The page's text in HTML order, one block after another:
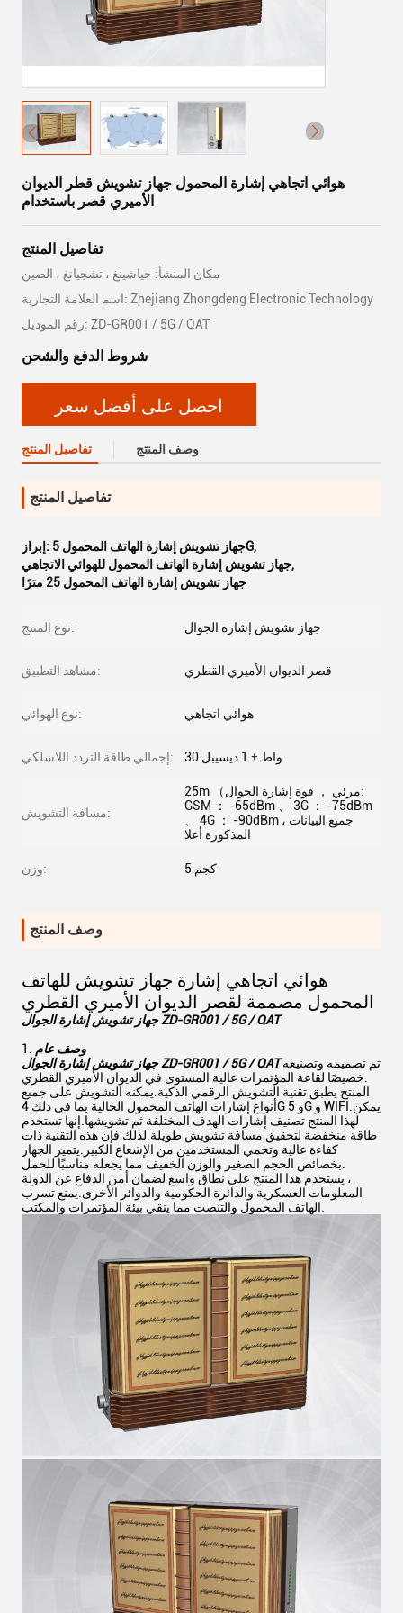
هوائي اتجاهي إشارة المحمول جهاز تشويش قطر الديوان
الأميري قصر باستخدام
تفاصيل المنتج
مكان المنشأ: جياشينغ ، تشجيانغ ، الصين
اسم العلامة التجارية: Zhejiang Zhongdeng Electronic Technology
رقم الموديل: ZD-GR001 / 5G / QAT
شروط الدفع والشحن
احصل على أفضل سعر
تفاصيل المنتج وصف المنتج
تفاصيل المنتج
إبراز: جهاز تشويش إشارة الهاتف المحمول 5G,
جهاز تشويش إشارة الهاتف المحمول للهوائي الاتجاهي,
جهاز تشويش إشارة الهاتف المحمول 25 مترًا
نوع المنتج: جهاز تشويش إشارة الجوال
مشاهد التطبيق: قصر الديوان الأميري القطري
نوع الهوائي: هوائي اتجاهي
إجمالي طاقة التردد اللاسلكي: 30 واط ± 1 ديسيبل
مسافة التشويش:
25m （مرئي ， قوة إشارة الجوال:
GSM ： -65dBm 、 3G ： -75dBm
、 4G ： -90dBm ، جميع البيانات
المذكورة أعلا
وزن: 5 كجم
وصف المنتج
هوائي اتجاهي إشارة جهاز تشويش للهاتف
المحمول مصممة لقصر الديوان الأميري القطري
جهاز تشويش إشارة الجوال ZD-GR001 / 5G / QAT
وصف عام
جهاز تشويش إشارة الجوال ZD-GR001 / 5G / QATتم تصميمه وتصنيعه
خصيصًا لقاعة المؤتمرات عالية المستوى في الديوان الأميري القطري.
المنتج يطبق تقنية التشويش الرقمي الذكية.يمكنه التشويش على جميع
أنواع إشارات الهاتف المحمول الحالية بما في ذلك 4G و 5G و WIFI.يمكن
لهذا المنتج تصنيف إشارات الهدف المختلفة ثم تشويشها.إنها تستخدم
طاقة منخفضة لتحقيق مسافة تشويش طويلة.لذلك فإن هذه التقنية ذات
كفاءة عالية وتحمي المستخدمين من الإشعاع الكبير.يتميز الجهاز
بخصائص الحجم الصغير والوزن الخفيف مما يجعله مناسبًا للحمل.
يستخدم هذا المنتج على نطاق واسع لضمان أمن الدفاع عن الدولة ،
المعلومات العسكرية والدائرة الحكومية والدوائر الأخرى.يمنع تسرب
الهاتف المحمول والتنصت مما ينقي بيئة المؤتمرات والمكتب.